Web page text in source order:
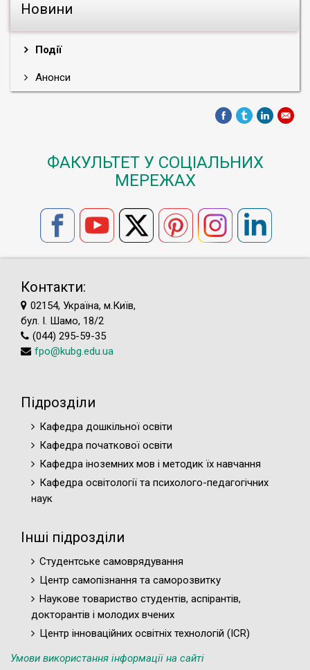
Новини
Події
Анонси
ФАКУЛЬТЕТ У СОЦІАЛЬНИХ
МЕРЕЖАХ
Контакти:
02154, Україна, м.Київ,
бул. І. Шамо, 18/2
(044) 295-59-35
fpo@kubg.edu.ua
Підрозділи
Кафедра дошкільної освіти
Кафедра початкової освіти
Кафедра іноземних мов і методик їх навчання
Кафедра освітології та психолого-педагогічних
наук
Інші підрозділи
Студентське самоврядування
Центр самопізнання та саморозвитку
Наукове товариство студентів, аспірантів,
докторантів і молодих вчених
Центр інноваційних освітніх технологій (ICR)
Умови використання інформації на сайті